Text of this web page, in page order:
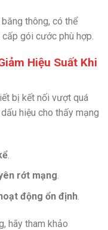
thông, có thể
gói cước phù hợp.
Hiệu Suất Khi
bị kết nối vượt quá
hiệu cho thấy mạng
.
rớt mạng.
động ổn định.
hãy tham khảo